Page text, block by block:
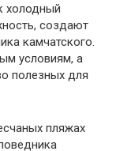
холодный
создают
камчатского.
условиям, а
полезных для
пляжах